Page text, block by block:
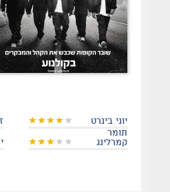
יוני בינרט
תומר
קמרלינג